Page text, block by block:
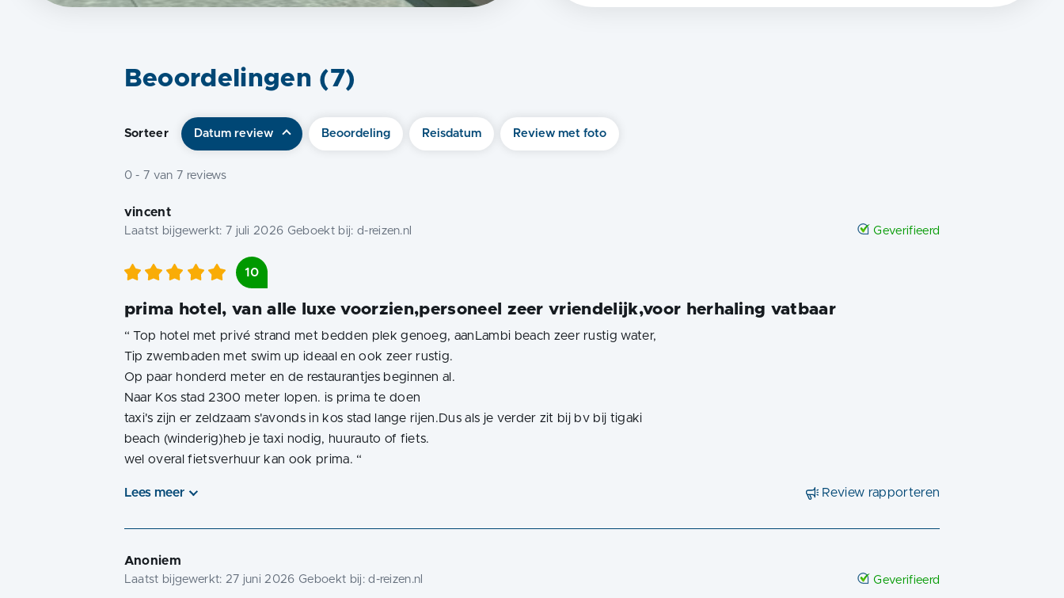
Beoordelingen (7)
Sorteer Datum review Beoordeling Reisdatum Review met foto
0 - 7 van 7 reviews
vincent
Laatst bijgewerkt: 7 juli 2026 Geboekt bij: d-reizen.nl Geverifieerd
10
prima hotel, van alle luxe voorzien,personeel zeer vriendelijk,voor herhaling vatbaar
“Top hotel met privé strand met bedden plek genoeg, aanLambi beach zeer rustig water,
Tip zwembaden met swim up ideaal en ook zeer rustig.
Op paar honderd meter en de restaurantjes beginnen al.
Naar Kos stad 2300 meter lopen. is prima te doen
taxi's zijn er zeldzaam s'avonds in kos stad lange rijen.Dus als je verder zit bij bv bij tigaki
beach (winderig)heb je taxi nodig, huurauto of fiets.
wel overal fietsverhuur kan ook prima. “
Lees meer Review rapporteren
Anoniem
Laatst bijgewerkt: 27 juni 2026 Geboekt bij:d-reizen.nl Geverifieerd